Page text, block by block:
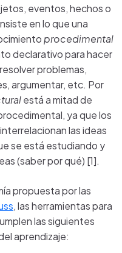
eventos, hechos o
en lo que una
procedimental
declarativo para hacer
problemas,
argumentar, etc. Por
está a mitad de
ya que los
las ideas
se está estudiando y
(saber por qué) [1].
propuesta por las
, las herramientas para
las siguientes
aprendizaje: